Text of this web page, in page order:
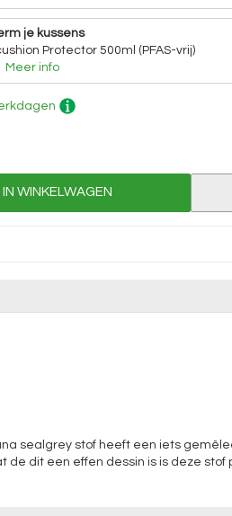
je kussens
Protector 500ml (PFAS-vrij)
Meer info
IN WINKELWAGEN
sealgrey stof heeft een iets
dit een effen dessin is is deze stof